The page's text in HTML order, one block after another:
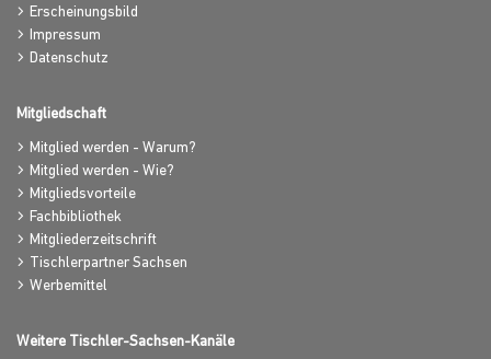
Erscheinungsbild
Impressum
Datenschutz
Mitgliedschaft
Mitglied werden - Warum?
Mitglied werden - Wie?
Mitgliedsvorteile
Fachbibliothek
Mitgliederzeitschrift
Tischlerpartner Sachsen
Werbemittel
Weitere Tischler-Sachsen-Kanäle